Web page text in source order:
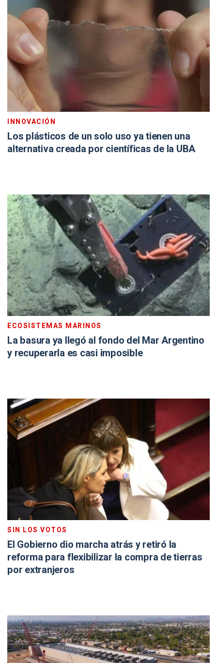
INNOVACIÓN
Los plásticos de un solo uso ya tienen una
alternativa creada por científicas de la UBA
ECOSISTEMAS MARINOS
La basura ya llegó al fondo del Mar Argentino
y recuperarla es casi imposible
SIN LOS VOTOS
El Gobierno dio marcha atrás y retiró la
reforma para flexibilizar la compra de tierras
por extranjeros